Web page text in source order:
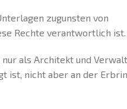
zugunsten von
Rechte verantwortlich ist.
nur als Architekt und
ist, nicht aber an der